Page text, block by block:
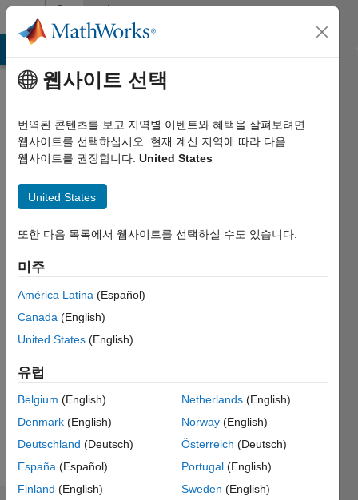
콘텐츠로 바로 가기
Community
Profile
mouad
boumediene
Last
초과 전
2018년부터
활동
Followers:
Following:
Follow
웹사이트 선택
번역된 콘텐츠를 보고 지역별 이벤트와 혜택을 살펴보려면
웹사이트를 선택하십시오. 현재 계신 지역에 따라 다음
웹사이트를 권장합니다: United States
United States
또한 다음 목록에서 웹사이트를 선택하실 수도 있습니다.
미주
América Latina (Español)
Canada (English)
United States (English)
유럽
Belgium (English)
Denmark (English)
Deutschland (Deutsch)
España (Español)
Finland (English)
Netherlands(English)
Norway(English)
Österreich (Deutsch)
Portugal(English)
Sweden (English)